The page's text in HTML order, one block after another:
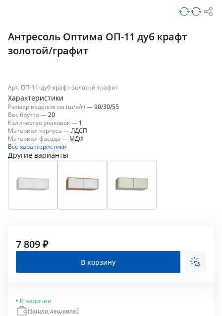
Антресоль Оптима ОП-11 дуб крафт
золотой/графит
Арт. ОП-11-дуб-крафт-золотой-графит
Характеристики
Размер изделия см (ш/в/г) —90/30/55
Вес брутто— 20
Количество упаковок— 1
Материал корпуса — ЛДСП
Материал фасада — МДФ
Все характеристики
Другие варианты
7 809 ₽
В корзину
В наличии
Нашли дешевле?